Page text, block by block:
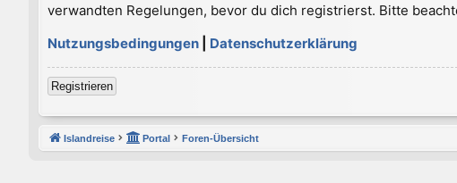
verwandten Regelungen, bevor du dich registrierst. Bitte
Nutzungsbedingungen
Datenschutzerklärung
Registrieren
Islandreise Portal Foren-Übersicht